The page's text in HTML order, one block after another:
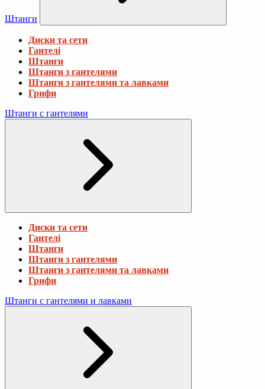
Штанги
Диски та сети
Гантелі
Штанги
Штанги з гантелями
Штанги з гантелями та лавками
Грифи
Штанги с гантелями
Диски та сети
Гантелі
Штанги
Штанги з гантелями
Штанги з гантелями та лавками
Грифи
Штанги с гантелями и лавками